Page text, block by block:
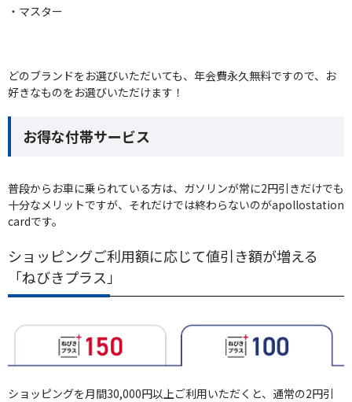
・マスター
どのブランドをお選びいただいても、年会費永久無料ですので、お
好きなものをお選びいただけます！
お得な付帯サービス
普段からお車に乗られている方は、ガソリンが常に2円引きだけでも
十分なメリットですが、それだけでは終わらないのがapollostation
cardです。
ショッピングご利用額に応じて値引き額が増える
「ねびきプラス」
ショッピングを月間30,000円以上ご利用いただくと、通常の2円引